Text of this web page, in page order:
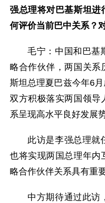
强总理将对巴基斯坦进
何评价当前巴中关系？
毛宁：中国和巴基
略合作伙伴，两国关系
斯坦总理夏巴兹今年6
双方积极落实两国领导
系呈现高水平良好发展势
此访是李强总理就
也将实现两国总理年内
略合作伙伴关系具有重
中方期待通过此访